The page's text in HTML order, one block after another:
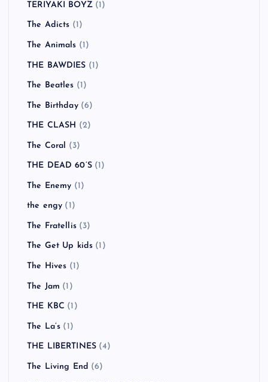
TERIYAKI BOYZ(1)
The Adicts (1)
The Animals (1)
THE BAWDIES (1)
The Beatles (1)
The Birthday(6)
THE CLASH (2)
The Coral (3)
THE DEAD 60’S(1)
The Enemy (1)
the engy (1)
The Fratellis(3)
The Get Up kids (1)
The Hives (1)
The Jam (1)
THE KBC (1)
The La’s (1)
THE LIBERTINES (4)
The Living End (6)